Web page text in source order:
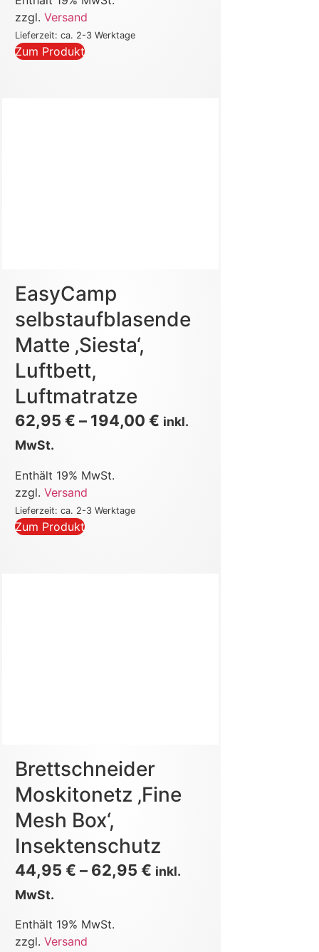
zzgl.Versand
Lieferzeit: ca. 2-3 Werktage
Zum Produkt
EasyCamp
selbstaufblasende
Matte ‚Siesta‘,
Luftbett,
Luftmatratze
62,95€ – 194,00€ inkl.
MwSt.
Enthält 19% MwSt.
zzgl.Versand
Lieferzeit: ca. 2-3 Werktage
Zum Produkt
Brettschneider
Moskitonetz ‚Fine
Mesh Box‘,
Insektenschutz
44,95€ – 62,95€ inkl.
MwSt.
Enthält 19% MwSt.
zzgl.Versand